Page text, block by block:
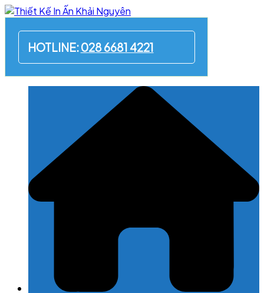
Skip
content
HOTLINE:028 6681 4221